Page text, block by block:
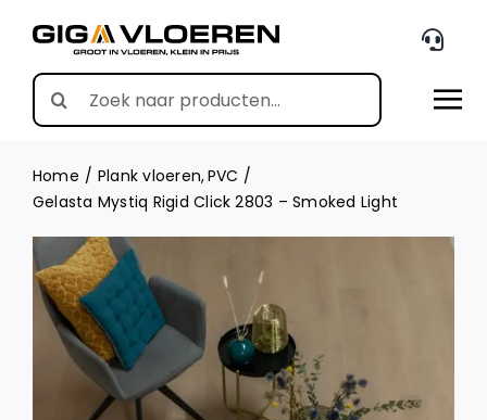
content
Search
for:
Home Plank vloeren PVC
Gelasta Mystiq Rigid Click 2803 – Smoked Light